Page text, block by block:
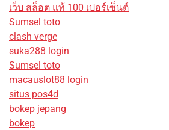
เว็บ สล็อต แท้ 100 เปอร์เซ็นต์
Sumsel toto
clash verge
suka288 login
Sumsel toto
macauslot88 login
situs pos4d
bokep jepang
bokep